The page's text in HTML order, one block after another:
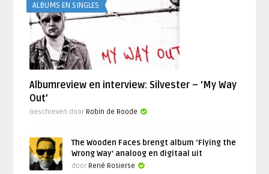
ALBUMS EN SINGLES
Albumreview en interview: Silvester – ‘My Way
Out’
Geschreven door Robin de Roode
The Wooden Faces brengt album ‘Flying the
Wrong Way’ analoog en digitaal uit
door René Rosierse